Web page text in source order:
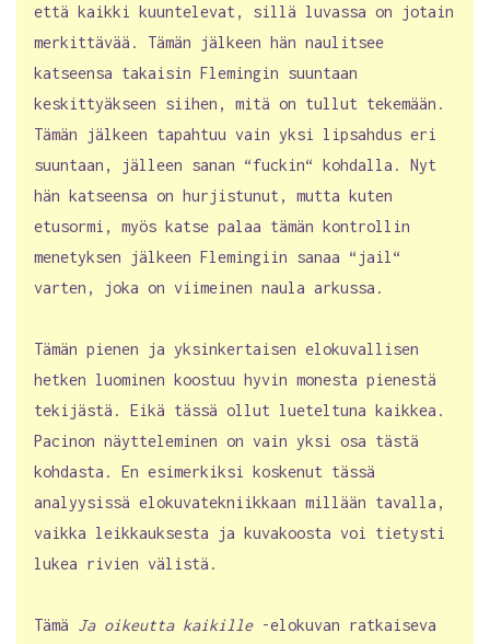
että kaikki kuuntelevat, sillä luvassa on jotain
merkittävää. Tämän jälkeen hän naulitsee
katseensa takaisin Flemingin suuntaan
keskittyäkseen siihen, mitä on tullut tekemään.
Tämän jälkeen tapahtuu vain yksi lipsahdus eri
suuntaan, jälleen sanan “fuckin“ kohdalla. Nyt
hän katseensa on hurjistunut, mutta kuten
etusormi, myös katse palaa tämän kontrollin
menetyksen jälkeen Flemingiin sanaa “jail“
varten, joka on viimeinen naula arkussa.
Tämän pienen ja yksinkertaisen elokuvallisen
hetken luominen koostuu hyvin monesta pienestä
tekijästä. Eikä tässä ollut lueteltuna kaikkea.
Pacinon näytteleminen on vain yksi osa tästä
kohdasta. En esimerkiksi koskenut tässä
analyysissä elokuvatekniikkaan millään tavalla,
vaikka leikkauksesta ja kuvakoosta voi tietysti
lukea rivien välistä.
Tämä Ja oikeutta kaikille-elokuvan ratkaiseva